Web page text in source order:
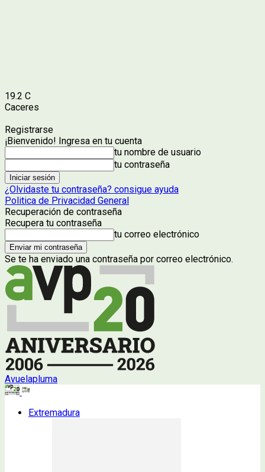
19.2 C
Caceres
Registrarse
¡Bienvenido! Ingresa en tu cuenta
tu nombre de usuario
tu contraseña
¿Olvidaste tu contraseña? consigue ayuda
Politica de Privacidad General
Recuperación de contraseña
Recupera tu contraseña
tu correo electrónico
Se te ha enviado una contraseña por correo electrónico.
Avuelapluma
Extremadura